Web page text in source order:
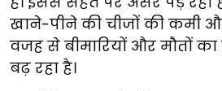
खाने-पीने की चीजों की कमी
वजह से बीमारियों और मौतों
बढ़ रहा है।